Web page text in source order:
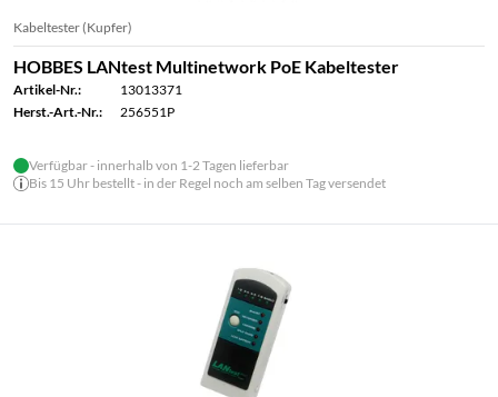
Kabeltester (Kupfer)
HOBBES LANtest Multinetwork PoE Kabeltester
Artikel-Nr.:
13013371
Herst.-Art.-Nr.:
256551P
Verfügbar - innerhalb von 1-2 Tagen lieferbar
Bis 15 Uhr bestellt - in der Regel noch am selben Tag versendet